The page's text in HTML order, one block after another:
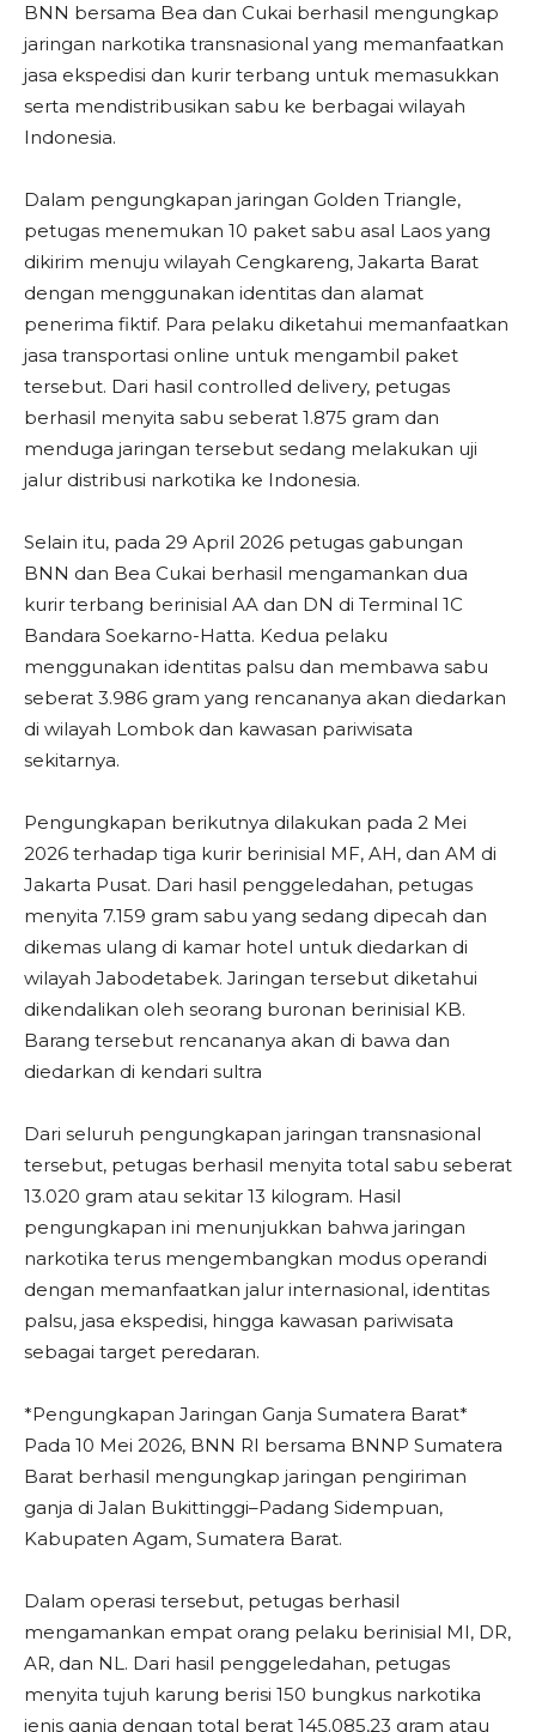
BNN bersama Bea dan Cukai berhasil mengungkap
jaringan narkotika transnasional yang memanfaatkan
jasa ekspedisi dan kurir terbang untuk memasukkan
serta mendistribusikan sabu ke berbagai wilayah
Indonesia.
Dalam pengungkapan jaringan Golden Triangle,
petugas menemukan 10 paket sabu asal Laos yang
dikirim menuju wilayah Cengkareng, Jakarta Barat
dengan menggunakan identitas dan alamat
penerima fiktif. Para pelaku diketahui memanfaatkan
jasa transportasi online untuk mengambil paket
tersebut. Dari hasil controlled delivery, petugas
berhasil menyita sabu seberat 1.875 gram dan
menduga jaringan tersebut sedang melakukan uji
jalur distribusi narkotika ke Indonesia.
Selain itu, pada 29 April 2026 petugas gabungan
BNN dan Bea Cukai berhasil mengamankan dua
kurir terbang berinisial AA dan DN di Terminal 1C
Bandara Soekarno-Hatta. Kedua pelaku
menggunakan identitas palsu dan membawa sabu
seberat 3.986 gram yang rencananya akan diedarkan
di wilayah Lombok dan kawasan pariwisata
sekitarnya.
Pengungkapan berikutnya dilakukan pada 2 Mei
2026 terhadap tiga kurir berinisial MF, AH, dan AM di
Jakarta Pusat. Dari hasil penggeledahan, petugas
menyita 7.159 gram sabu yang sedang dipecah dan
dikemas ulang di kamar hotel untuk diedarkan di
wilayah Jabodetabek. Jaringan tersebut diketahui
dikendalikan oleh seorang buronan berinisial KB.
Barang tersebut rencananya akan di bawa dan
diedarkan di kendari sultra
Dari seluruh pengungkapan jaringan transnasional
tersebut, petugas berhasil menyita total sabu seberat
13.020 gram atau sekitar 13 kilogram. Hasil
pengungkapan ini menunjukkan bahwa jaringan
narkotika terus mengembangkan modus operandi
dengan memanfaatkan jalur internasional, identitas
palsu, jasa ekspedisi, hingga kawasan pariwisata
sebagai target peredaran.
*Pengungkapan Jaringan Ganja Sumatera Barat*
Pada 10 Mei 2026, BNN RI bersama BNNP Sumatera
Barat berhasil mengungkap jaringan pengiriman
ganja di Jalan Bukittinggi–Padang Sidempuan,
Kabupaten Agam, Sumatera Barat.
Dalam operasi tersebut, petugas berhasil
mengamankan empat orang pelaku berinisial MI, DR,
AR, dan NL. Dari hasil penggeledahan, petugas
menyita tujuh karung berisi 150 bungkus narkotika
jenis ganja dengan total berat 145.085,23 gram atau